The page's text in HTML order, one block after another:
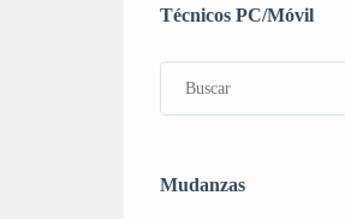
Técnicos PC/Móvil
Mudanzas